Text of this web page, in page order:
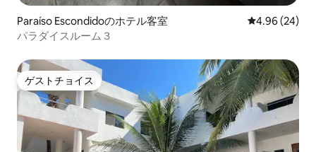
Paraíso Escondidoのホテル客室 レビュー24
4.96 (24)
パラダイスルーム３
ゲストチョイス
ゲストチョイス